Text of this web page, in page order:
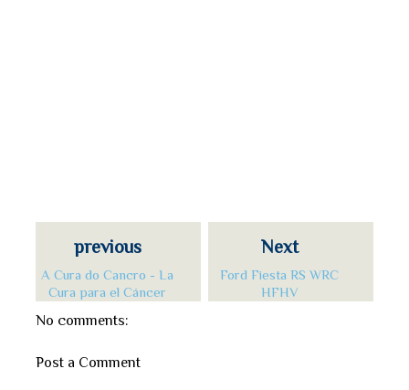
Next
Ford Fiesta RS WRC
HFHV
previous
A Cura do Cancro - La
Cura para el Cáncer
No comments:
Post a Comment